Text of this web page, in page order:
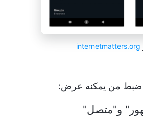
internetmatters.org
و"متصل"